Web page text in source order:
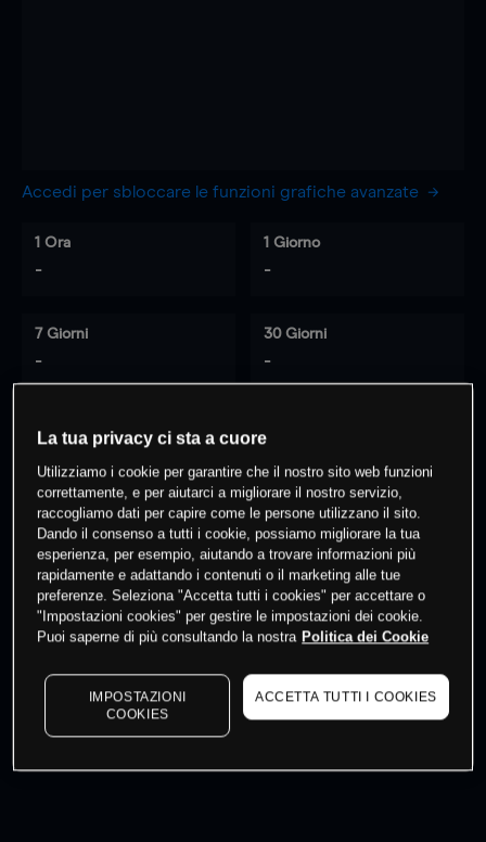
Accedi per sbloccare le funzioni grafiche avanzate
1 Ora
-
1 Giorno
-
7 Giorni
-
30 Giorni
-
% dei clienti hanno posizioni
questo prodotto
Fai trading
I prezzi sono solo indicativi. Accediper vedere gli ultimi
dati di mercato
to see latest market data
La tua privacy ci sta a cuore
Utilizziamo i cookie per garantire che il nostro sito web funzioni
correttamente, e per aiutarci a migliorare il nostro servizio,
raccogliamo dati per capire come le persone utilizzano il sito.
Dando il consenso a tutti i cookie, possiamo migliorare la tua
esperienza, per esempio, aiutando a trovare informazioni più
rapidamente e adattando i contenuti o il marketing alle tue
preferenze. Seleziona "Accetta tutti i cookies" per accettare o
"Impostazioni cookies" per gestire le impostazioni dei cookie.
Puoi saperne di più consultando la nostra Politica dei Cookie
IMPOSTAZIONI
COOKIES
ACCETTA TUTTI I COOKIES